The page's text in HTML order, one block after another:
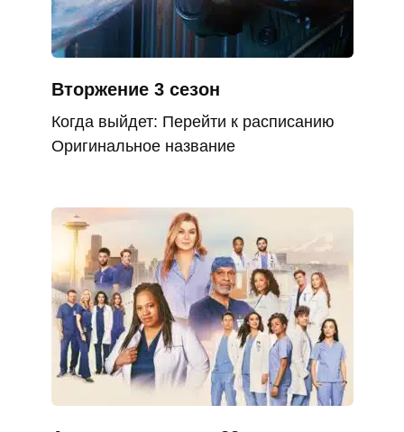
Вторжение 3 сезон
Когда выйдет: Перейти к расписанию
Оригинальное название